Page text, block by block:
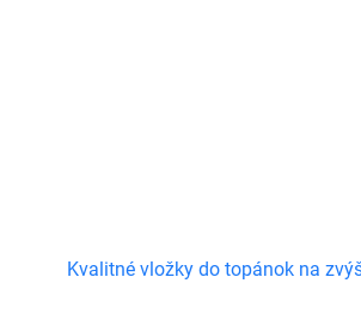
Kvalitné vložky do topánok na